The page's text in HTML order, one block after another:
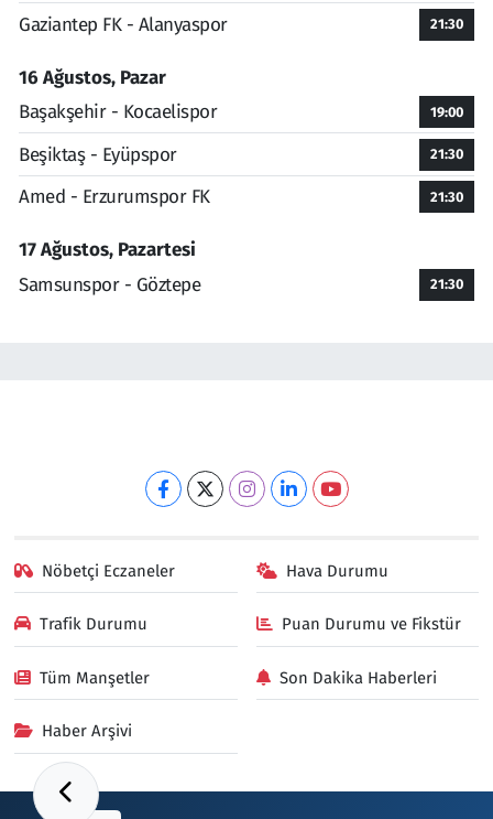
Gaziantep FK - Alanyaspor 21:30
16 Ağustos, Pazar
Başakşehir - Kocaelispor
19:00
Beşiktaş - Eyüpspor 21:30
Amed - Erzurumspor FK 21:30
17 Ağustos, Pazartesi
Samsunspor - Göztepe
21:30
Nöbetçi Eczaneler Hava Durumu
Trafik Durumu Puan Durumu ve Fikstür
Tüm Manşetler Son Dakika Haberleri
Haber Arşivi